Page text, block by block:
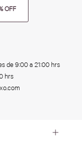
OFF
de 9:00 a 21:00 hrs
hrs